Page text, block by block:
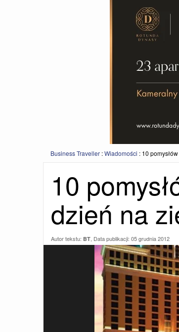
Business Traveller :Wiadomości : 10
10
dzień na
Autor tekstu: BT, Data publikacji: 05 grudnia 2012